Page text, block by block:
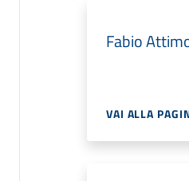
Fabio
VAI ALLA